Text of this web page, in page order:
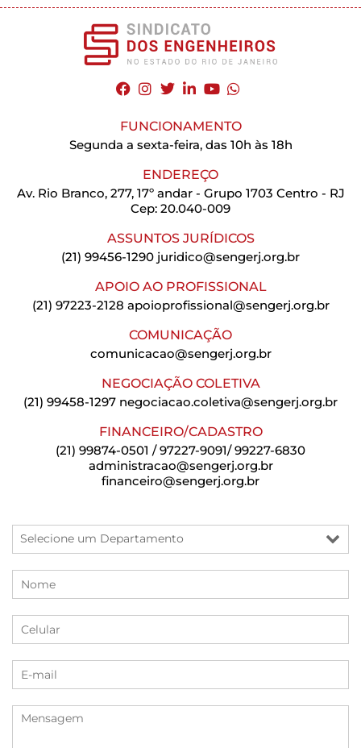
FUNCIONAMENTO
Segunda a sexta-feira, das 10h às 18h
ENDEREÇO
Av. Rio Branco, 277, 17º andar - Grupo 1703 Centro - RJ
Cep: 20.040-009
ASSUNTOS JURÍDICOS
(21) 99456-1290 juridico@sengerj.org.br
APOIO AO PROFISSIONAL
(21) 97223-2128 apoioprofissional@sengerj.org.br
COMUNICAÇÃO
comunicacao@sengerj.org.br
NEGOCIAÇÃO COLETIVA
(21) 99458-1297 negociacao.coletiva@sengerj.org.br
FINANCEIRO/CADASTRO
(21) 99874-0501 / 97227-9091/ 99227-6830
administracao@sengerj.org.br
financeiro@sengerj.org.br